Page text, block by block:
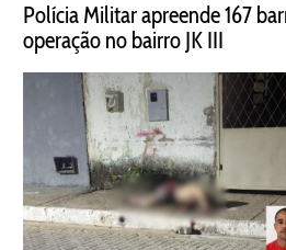
Polícia Militar apreende 167
operação no bairro JK III